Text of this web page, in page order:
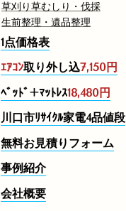
草刈り草むしり・伐採
生前整理・遺品整理
1点価格表
ｴｱｺﾝ取り外し込7,150円
ﾍﾞｯﾄﾞ+ﾏｯﾄﾚｽ18,480円
川口市ﾘｻｲｸﾙ家電4品値段
無料お見積りフォーム
事例紹介
会社概要